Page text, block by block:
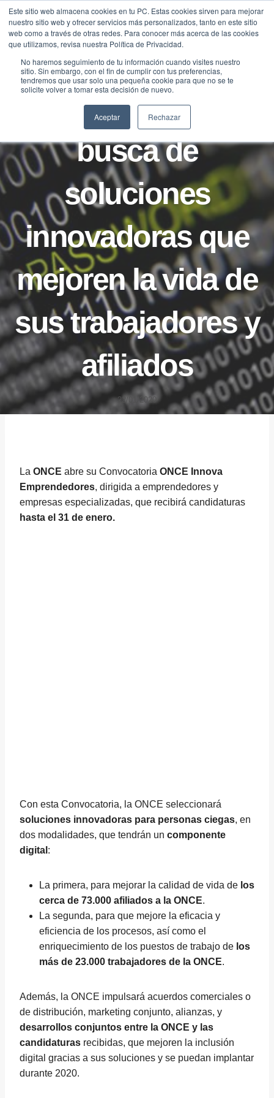
Este sitio web almacena cookies en tu PC. Estas cookies sirven para mejorar
nuestro sitio web y ofrecer servicios más personalizados, tanto en este sitio
web como a través de otras redes. Para conocer más acerca de las cookies
que utilizamos, revisa nuestra Política de Privacidad.
No haremos seguimiento de tu información cuando visites nuestro
sitio. Sin embargo, con el fin de cumplir con tus preferencias,
tendremos que usar solo una pequeña cookie para que no se te
solicite volver a tomar esta decisión de nuevo.
Aceptar Rechazar
Saltar
contenido
NOTICIAS
La ONCE, en
busca de
soluciones
innovadoras que
mejoren la vida de
sus trabajadores y
afiliados
22/01/2020
La ONCE abre su Convocatoria ONCE Innova
Emprendedores, dirigida a emprendedores y
empresas especializadas, que recibirá candidaturas
hasta el 31 de enero.
Con esta Convocatoria, la ONCE seleccionará
soluciones innovadoras para personas ciegas, en
dos modalidades, que tendrán un componente
digital :
La primera, para mejorar la calidad de vida de los
cerca de 73.000 afiliados a la ONCE.
La segunda, para que mejore la eficacia y
eficiencia de los procesos, así como el
enriquecimiento de los puestos de trabajo de los
más de 23.000 trabajadores de la ONCE.
Además, la ONCE impulsará acuerdos comerciales o
de distribución, marketing conjunto, alianzas, y
desarrollos conjuntos entre la ONCE y las
candidaturas recibidas, que mejoren la inclusión
digital gracias a sus soluciones y se puedan implantar
durante 2020.
Traducir »